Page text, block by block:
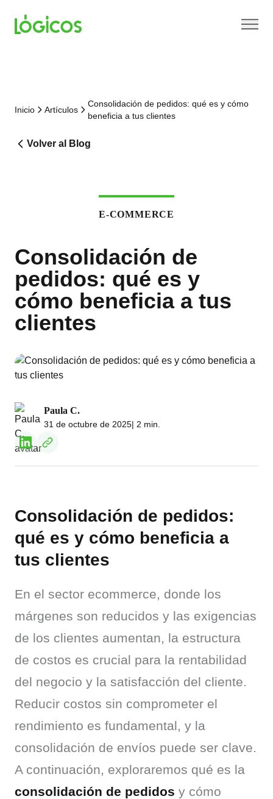
Inicio Artículos
Consolidación de pedidos: qué es y cómo
beneficia a tus clientes
Volver al Blog
E-COMMERCE
Consolidación de
pedidos: qué es y
cómo beneficia a tus
clientes
Paula C.
31 de octubre de 2025| 2 min.
Consolidación de pedidos:
qué es y cómo beneficia a
tus clientes
En el sector ecommerce, donde los
márgenes son reducidos y las exigencias
de los clientes aumentan, la estructura
de costos es crucial para la rentabilidad
del negocio y la satisfacción del cliente.
Reducir costos sin comprometer el
rendimiento es fundamental, y la
consolidación de envíos puede ser clave.
consolidación de pedidos y cómo